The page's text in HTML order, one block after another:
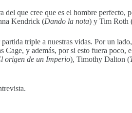
que cree que es el hombre perfecto,
Kendrick (Dando la nota) y Tim Roth
triple a nuestras vidas. Por un
y además, por si esto fuera
origen de un Imperio), Timothy Dalton (